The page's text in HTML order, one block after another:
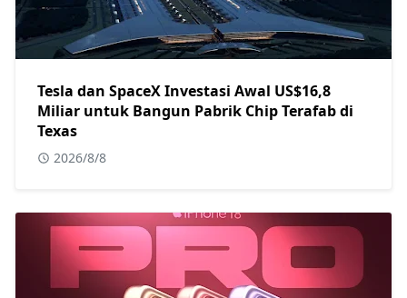
Tesla dan SpaceX Investasi Awal US$16,8
Miliar untuk Bangun Pabrik Chip Terafab di
Texas
2026/8/8